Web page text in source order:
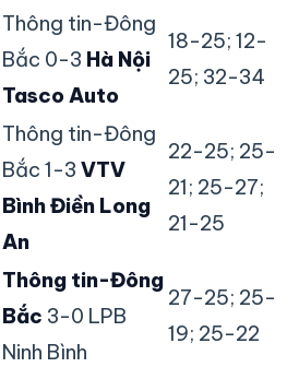
Thông tin-Đông
Bắc 0-3 Hà Nội
Tasco Auto
18-25; 12-
25; 32-34
Thông tin-Đông
Bắc 1-3 VTV
Bình Điền Long
An
22-25; 25-
21; 25-27;
21-25
Thông tin-Đông
Bắc 3-0 LPB
Ninh Bình
27-25; 25-
19; 25-22